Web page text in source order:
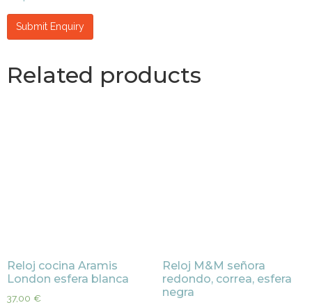
Related products
Reloj cocina Aramis
London esfera blanca
37,00 €
Reloj M&M señora
redondo, correa, esfera
negra